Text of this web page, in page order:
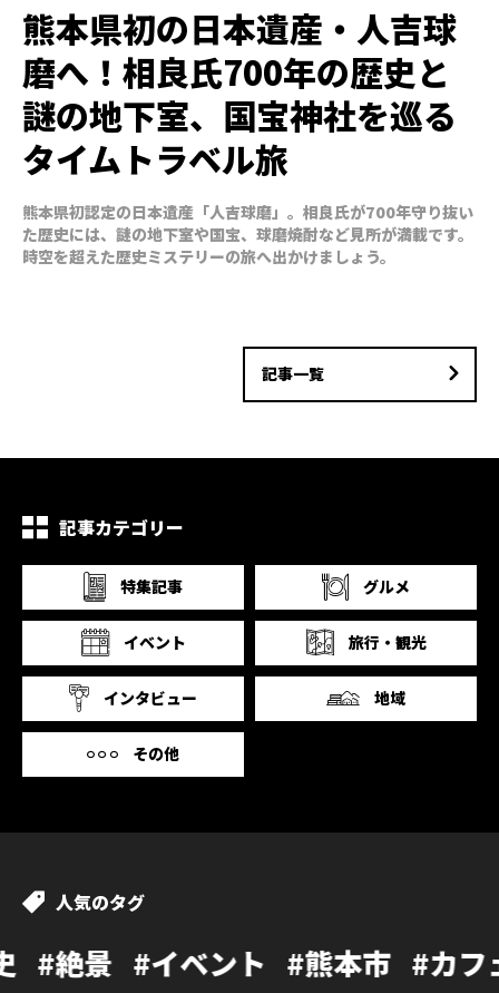
熊本県初の日本遺産・人吉球
磨へ！相良氏700年の歴史と
謎の地下室、国宝神社を巡る
タイムトラベル旅
熊本県初認定の日本遺産「人吉球磨」。相良氏が700年守り抜い
た歴史には、謎の地下室や国宝、球磨焼酎など見所が満載です。
時空を超えた歴史ミステリーの旅へ出かけましょう。
記事一覧
記事カテゴリー
特集記事 グルメ
イベント 旅行・観光
インタビュー 地域
その他
人気のタグ
ベント #熊本市 #カフェ #温泉 #